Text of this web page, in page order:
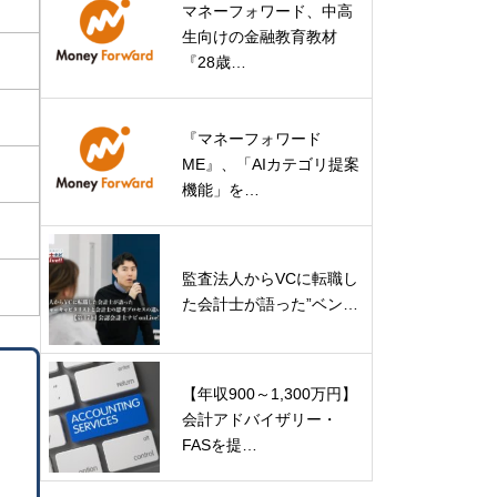
マネーフォワード、中高
生向けの金融教育教材
『28歳…
『マネーフォワード
ME』、「AIカテゴリ提案
機能」を…
監査法人からVCに転職し
た会計士が語った”ベン…
【年収900～1,300万円】
会計アドバイザリー・
FASを提…